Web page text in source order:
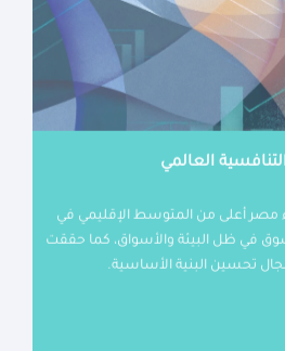
العالمي
مصر أعلى من المتوسط الإقليمي في
في ظل البيئة والأسواق، كما حققت
تحسين البنية الأساسية.